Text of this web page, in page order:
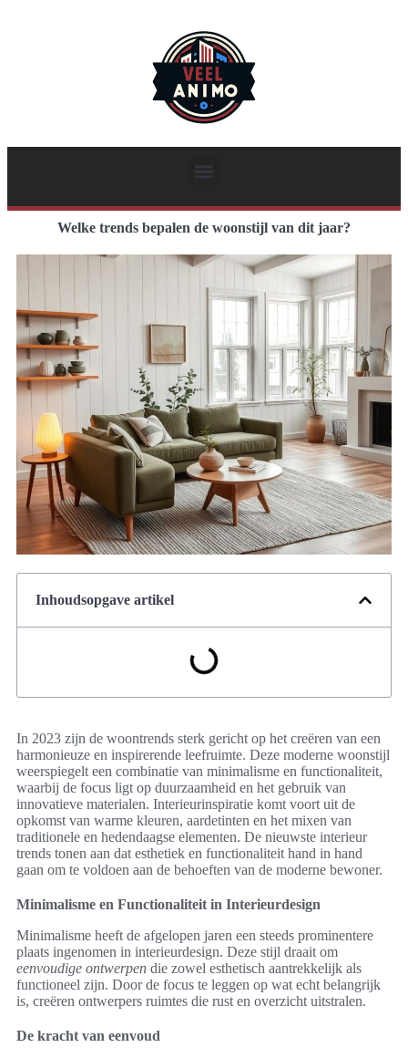
Welke trends bepalen de woonstijl van dit jaar?
Inhoudsopgave artikel
In 2023 zijn de woontrends sterk gericht op het creëren van een
harmonieuze en inspirerende leefruimte. Deze moderne woonstijl
weerspiegelt een combinatie van minimalisme en functionaliteit,
waarbij de focus ligt op duurzaamheid en het gebruik van
innovatieve materialen. Interieurinspiratie komt voort uit de
opkomst van warme kleuren, aardetinten en het mixen van
traditionele en hedendaagse elementen. De nieuwste interieur
trends tonen aan dat esthetiek en functionaliteit hand in hand
gaan om te voldoen aan de behoeften van de moderne bewoner.
Minimalisme en Functionaliteit in Interieurdesign
Minimalisme heeft de afgelopen jaren een steeds prominentere
plaats ingenomen in interieurdesign. Deze stijl draait om
eenvoudige ontwerpen die zowel esthetisch aantrekkelijk als
functioneel zijn. Door de focus te leggen op wat echt belangrijk
is, creëren ontwerpers ruimtes die rust en overzicht uitstralen.
De kracht van eenvoud